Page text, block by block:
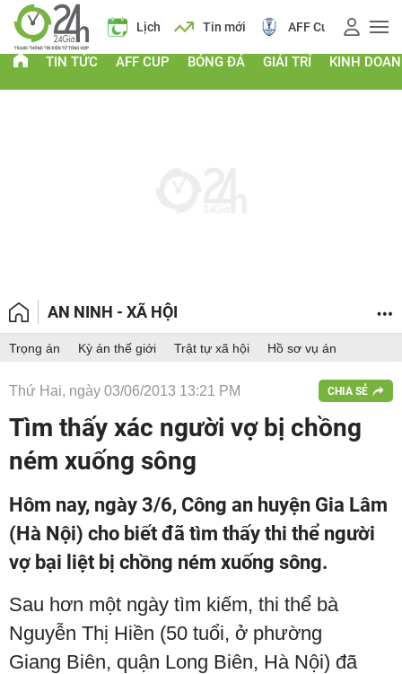
vàng Lịch Tin mới AFF Cup Điểm chuẩn 2026
TIN TỨC AFF CUP BÓNG ĐÁ GIẢI TRÍ KINH
AN NINH - XÃ HỘI
Trọng án Kỳ án thế giới Trật tự xã hội Hồ sơ vụ án
Thứ Hai, ngày 03/06/2013 13:21 PM CHIA SẺ
Tìm thấy xác người vợ bị chồng
ném xuống sông
Hôm nay, ngày 3/6, Công an huyện Gia Lâm
(Hà Nội) cho biết đã tìm thấy thi thể người
vợ bại liệt bị chồng ném xuống sông.
Sau hơn một ngày tìm kiếm, thi thể bà
Nguyễn Thị Hiền (50 tuổi, ở phường
Giang Biên, quận Long Biên, Hà Nội) đã